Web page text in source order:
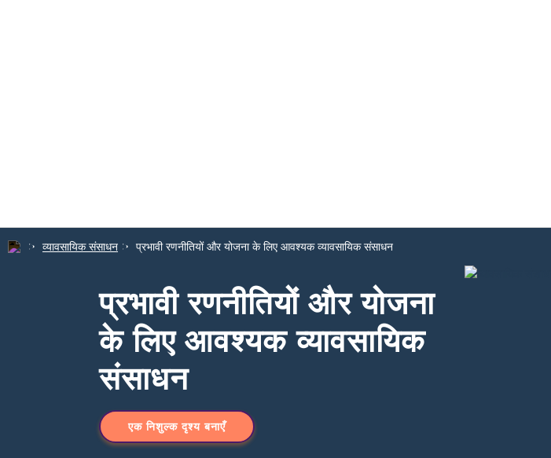
व्यावसायिक संसाधन प्रभावी रणनीतियों और योजना के लिए आवश्यक व्यावसायिक संसाधन
प्रभावी रणनीतियों और योजना
के लिए आवश्यक व्यावसायिक
संसाधन
एक निशुल्क दृश्य बनाएँ